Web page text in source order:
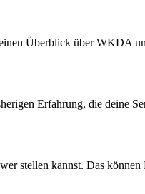
Überblick über WKDA
Erfahrung, die deine
stellen kannst. Das